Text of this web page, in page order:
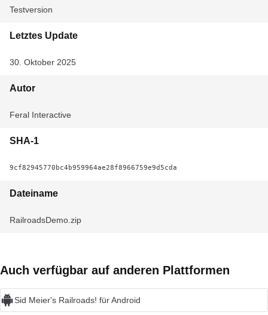
Testversion
Letztes Update
30. Oktober 2025
Autor
Feral Interactive
SHA-1
9cf82945770bc4b959964ae28f8966759e9d5cda
Dateiname
RailroadsDemo.zip
Auch verfügbar auf anderen Plattformen
Sid Meier's Railroads! für Android